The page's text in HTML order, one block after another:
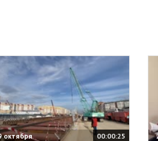
00:00:25
октября